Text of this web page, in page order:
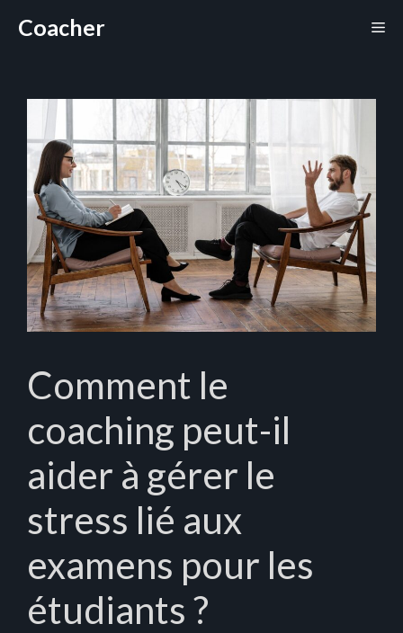
Coacher
Comment le
coaching peut-il
aider à gérer le
stress lié aux
examens pour les
étudiants ?